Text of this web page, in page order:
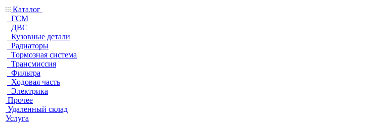
Каталог
ГСМ
ДВС
Кузовные детали
Радиаторы
Тормозная система
Трансмиссия
Фильтра
Ходовая часть
Электрика
Прочее
Удаленный склад
Услуга